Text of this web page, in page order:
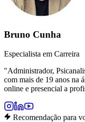
Bruno Cunha
Especialista em Carreira
"Administrador,
com mais de 19 anos na
online e presencial a
Recomendação para